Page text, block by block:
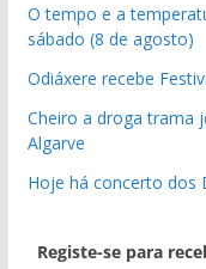
O tempo e a
sábado (8 de agosto)
Odiáxere recebe
Cheiro a droga trama
Algarve
Hoje há concerto dos
Registe-se para